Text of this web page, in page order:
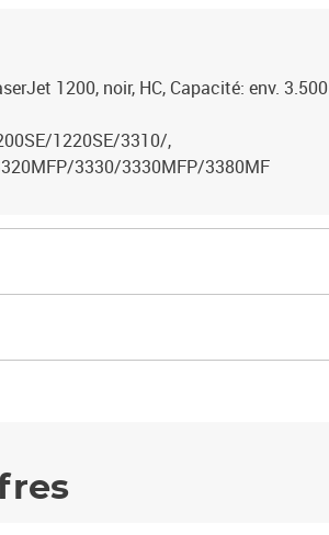
1200, noir, HC, Capacité: env. 3.500
1220SE/3310/,
3330/3330MFP/3380MF